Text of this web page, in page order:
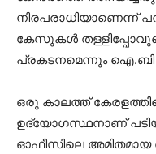
നിരപരാധിയാണെന്ന്
കേസുകൾ
പ്രകടനമെന്നും ഐ.ബി
ഒരു കാലത്ത്
ഉദ്യോഗസ്ഥനാണ്
ഓഫീസിലെ